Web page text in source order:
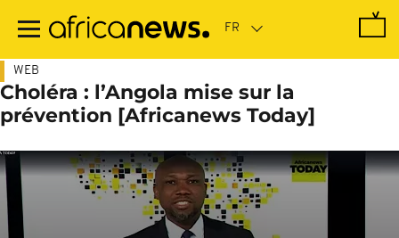
contenu
WEB
Choléra : l’Angola mise sur la
prévention [Africanews Today]